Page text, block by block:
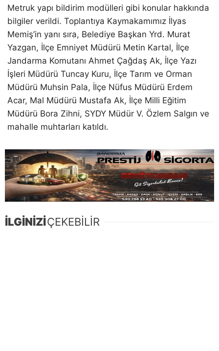
Metruk yapı bildirim modülleri gibi konular hakkında
bilgiler verildi. Toplantıya Kaymakamımız İlyas
Memiş’in yanı sıra, Belediye Başkan Yrd. Murat
Yazgan, İlçe Emniyet Müdürü Metin Kartal, İlçe
Jandarma Komutanı Ahmet Çağdaş Ak, İlçe Yazı
İşleri Müdürü Tuncay Kuru, İlçe Tarım ve Orman
Müdürü Muhsin Pala, İlçe Nüfus Müdürü Erdem
Acar, Mal Müdürü Mustafa Ak, İlçe Milli Eğitim
Müdürü Bora Zihni, SYDY Müdür V. Özlem Salgın ve
mahalle muhtarları katıldı.
İLGİNİZİÇEKEBİLİR